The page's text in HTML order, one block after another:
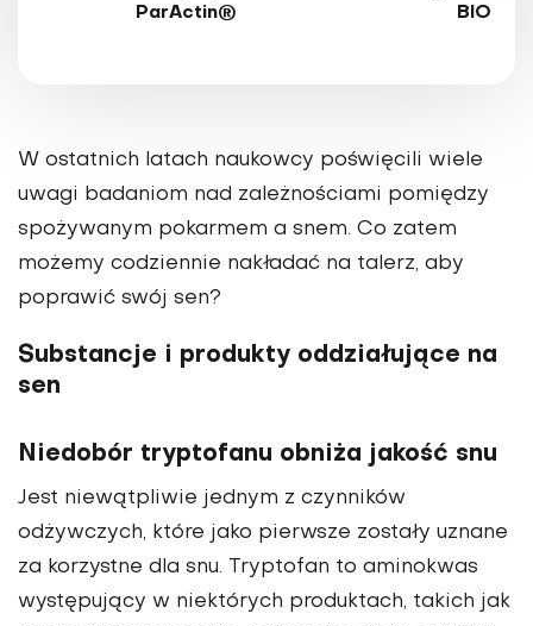
ParActin®
BIO
W ostatnich latach naukowcy poświęcili wiele
uwagi badaniom nad zależnościami pomiędzy
spożywanym pokarmem a snem. Co zatem
możemy codziennie nakładać na talerz, aby
poprawić swój sen?
Substancje i produkty oddziałujące na
sen
Niedobór tryptofanu obniża jakość snu
Jest niewątpliwie jednym z czynników
odżywczych, które jako pierwsze zostały uznane
za korzystne dla snu. Tryptofan to aminokwas
występujący w niektórych produktach, takich jak